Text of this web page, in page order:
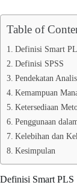
Table of
Definisi Smart
Definisi SPSS
Pendekatan
Kemampuan
Ketersediaan
Penggunaan
Kelebihan dan
Kesimpulan
Definisi Smart PLS